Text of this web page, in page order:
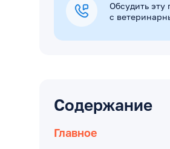
Обсудить
с
Содержание
Главное